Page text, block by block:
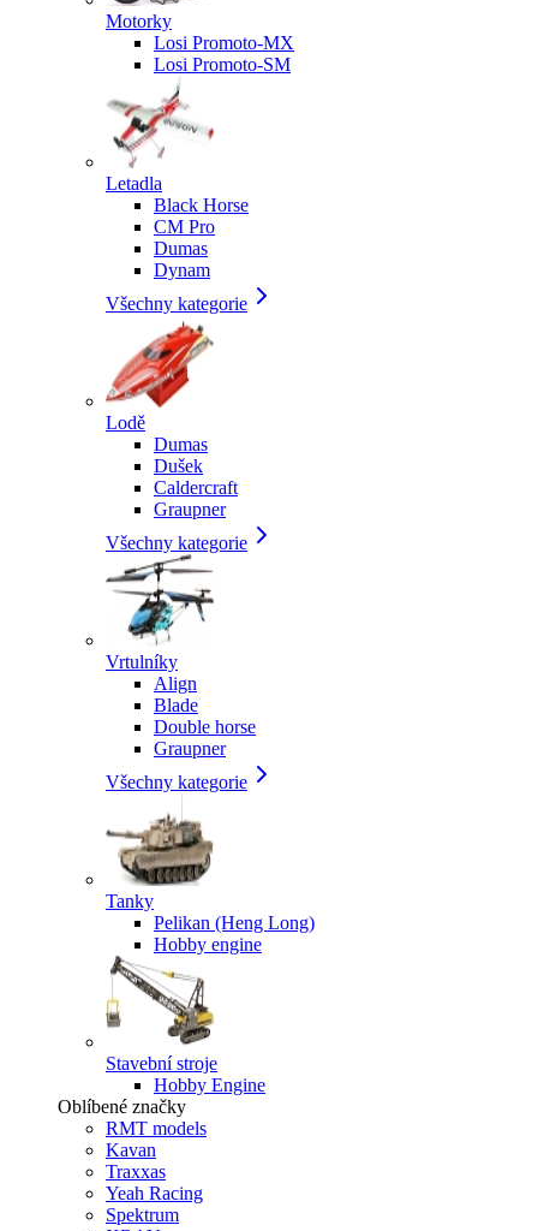
Motorky
Losi Promoto-MX
Losi Promoto-SM
Letadla
Black Horse
CM Pro
Dumas
Dynam
Všechny kategorie
Lodě
Dumas
Dušek
Caldercraft
Graupner
Všechny kategorie
Vrtulníky
Align
Blade
Double horse
Graupner
Všechny kategorie
Tanky
Pelikan (Heng Long)
Hobby engine
Stavební stroje
Hobby Engine
Oblíbené značky
RMT models
Kavan
Traxxas
Yeah Racing
Spektrum